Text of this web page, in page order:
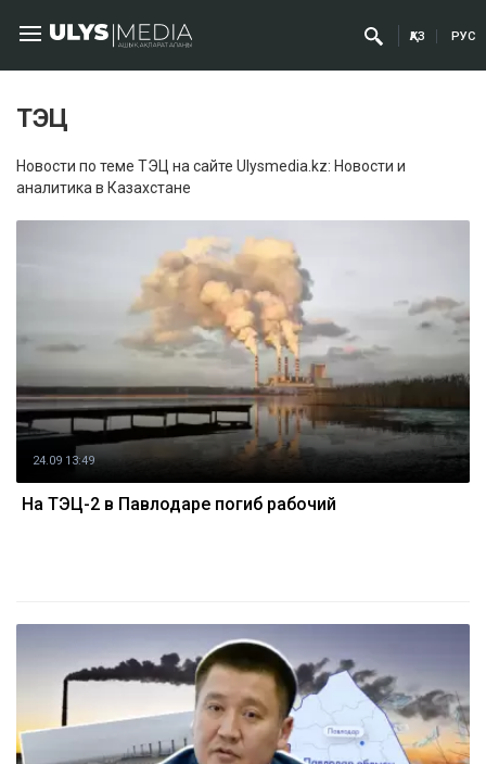
ҚАЗ РУС
ТЭЦ
Новости по теме ТЭЦ на сайте Ulysmedia.kz: Новости и
аналитика в Казахстане
24.09 13:49
На ТЭЦ-2 в Павлодаре погиб рабочий